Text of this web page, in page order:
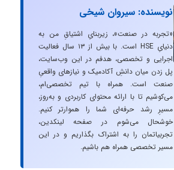
نویسنده: سیروان شیخی
«تجربه در صنعت»، زیربنایِ اشتیاقِ من به
دنیایِ HSE است. با بیش از ۱۳ سال فعالیت
اجرایی و تخصصی، هدفم در این وب‌سایت،
پل زدن میان دانشِ آکادمیک و نیازهای واقعیِ
صنعت است. همراه با تیم تخصصی‌ام،
می‌کوشیم تا با ارائه محتوای کاربردی و به‌روز،
مسیرِ رشد حرفه‌ای شما را هموارتر کنیم.
خوشحال می‌شوم در صفحه لینکدین،
تجربیاتمان را به اشتراک بگذاریم و در این
مسیر تخصصی همراه هم باشیم.